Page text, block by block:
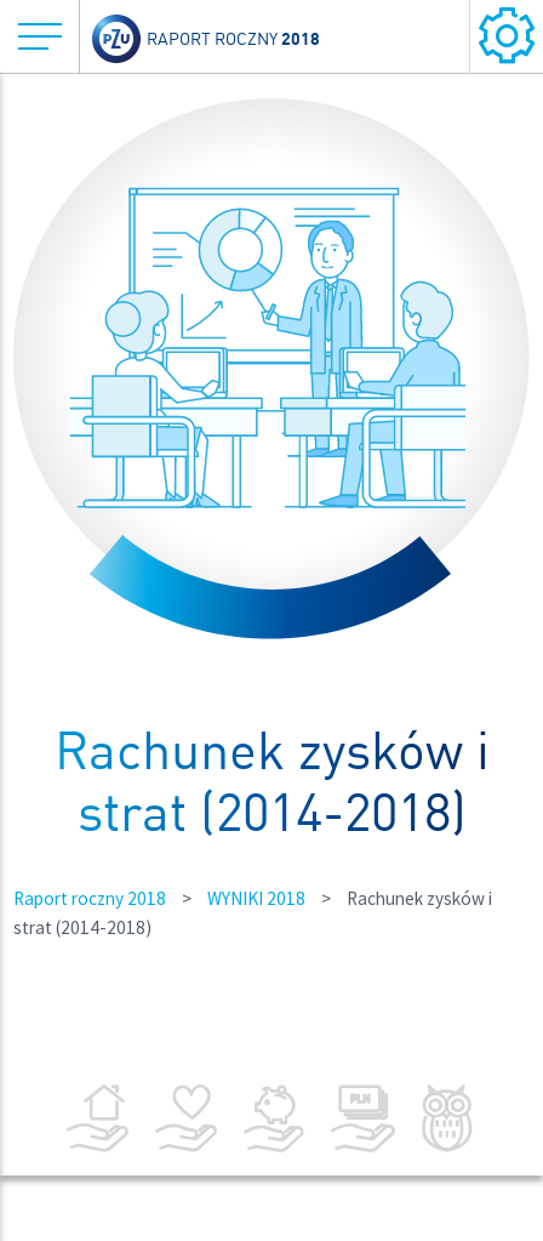
RAPORT ROCZNY2018
Rachunek zysków i
strat (2014-2018)
Raport roczny 2018 > WYNIKI 2018 >
Rachunek zysków i
strat (2014-2018)